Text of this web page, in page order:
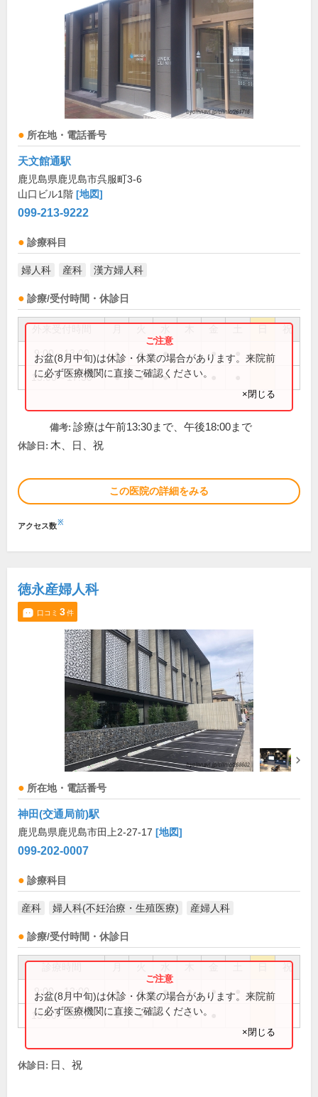
所在地・電話番号
天文館通駅
鹿児島県鹿児島市呉服町3-6
山口ビル1階 [地図]
099-213-9222
診療科目
婦人科 産科 漢方婦人科
診療/受付時間・休診日
祝
9:00～13:00 ● ● ● ●
15:00～17:30 ● ● ●
お盆(8月中旬)は休診・休業の場合があります。来院前
に必ず医療機関に直接ご確認ください。
×閉じる
備考: 診療は午前13:30まで、午後18:00まで
休診日: 木、日、祝
この医院の詳細をみる
アクセス数※
徳永産婦人科
口コミ 3件
所在地・電話番号
神田(交通局前)駅
鹿児島県鹿児島市田上2-27-17 [地図]
099-202-0007
診療科目
産科 婦人科(不妊治療・生殖医療) 産婦人科
診療/受付時間・休診日
祝
9:00～13:00 ● ● ● ● ●
15:00～18:00 ● ● ●
お盆(8月中旬)は休診・休業の場合があります。来院前
に必ず医療機関に直接ご確認ください。
×閉じる
休診日: 日、祝